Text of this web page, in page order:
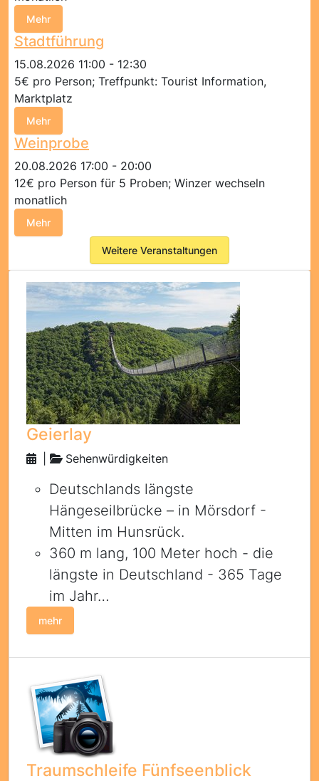
Mehr
Stadtführung
15.08.2026 11:00 - 12:30
5€ pro Person; Treffpunkt: Tourist Information,
Marktplatz
Mehr
Weinprobe
20.08.2026 17:00 - 20:00
12€ pro Person für 5 Proben; Winzer wechseln
monatlich
Mehr
Weitere Veranstaltungen
Geierlay
Sehenwürdigkeiten
Deutschlands längste
Hängeseilbrücke – in Mörsdorf -
Mitten im Hunsrück.
360 m lang, 100 Meter hoch - die
längste in Deutschland - 365 Tage
im Jahr…
mehr
Traumschleife Fünfseenblick